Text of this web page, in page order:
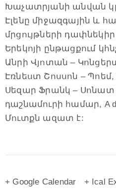
Խաչատրյանի անվան
Էլենը միջազգային և
մրցույթների դափնեկիր
Երեկոյի ընթացքում
Անրի Վյոտան – Կոնցերտ
Էռնեստ Շոսսոն – Պոեմ,
Սեզար Ֆրանկ – Սոնատ
դաշնամուրի համար, A
Մուտքն ազատ է:
+ Google Calendar + Ical